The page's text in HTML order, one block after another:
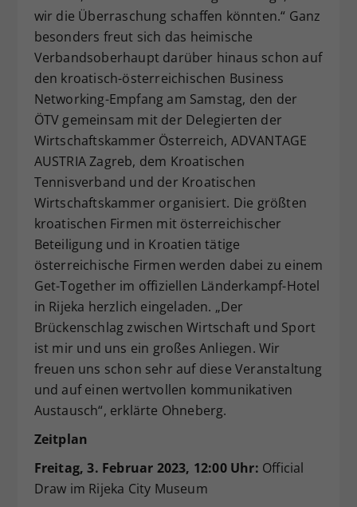
wir die Überraschung schaffen könnten.“ Ganz
besonders freut sich das heimische
Verbandsoberhaupt darüber hinaus schon auf
den kroatisch-österreichischen Business
Networking-Empfang am Samstag, den der
ÖTV gemeinsam mit der Delegierten der
Wirtschaftskammer Österreich, ADVANTAGE
AUSTRIA Zagreb, dem Kroatischen
Tennisverband und der Kroatischen
Wirtschaftskammer organisiert. Die größten
kroatischen Firmen mit österreichischer
Beteiligung und in Kroatien tätige
österreichische Firmen werden dabei zu einem
Get-Together im offiziellen Länderkampf-Hotel
in Rijeka herzlich eingeladen. „Der
Brückenschlag zwischen Wirtschaft und Sport
ist mir und uns ein großes Anliegen. Wir
freuen uns schon sehr auf diese Veranstaltung
und auf einen wertvollen kommunikativen
Austausch“, erklärte Ohneberg.
Zeitplan
Freitag, 3. Februar 2023, 12:00 Uhr: Official
Draw im Rijeka City Museum